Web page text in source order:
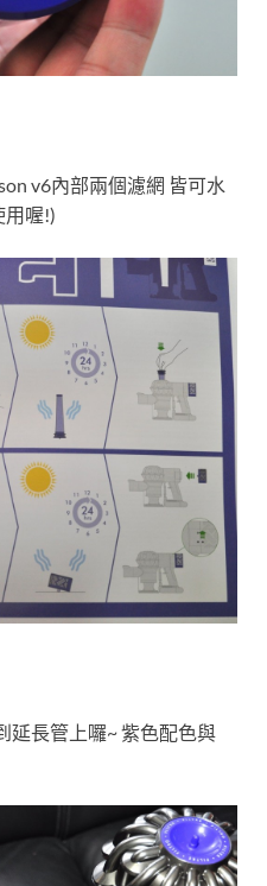
v6內部兩個濾網 皆可水
用喔!)
延長管上囉~ 紫色配色與